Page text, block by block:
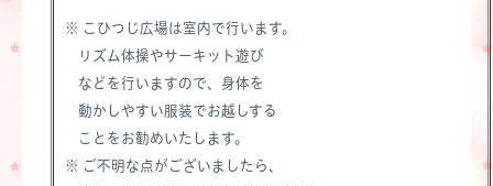
※ こひつじ広場は室内で行います。
リズム体操やサーキット遊び
などを行いますので、身体を
動かしやすい服装でお越しする
ことをお勧めいたします。
※ ご不明な点がございましたら、